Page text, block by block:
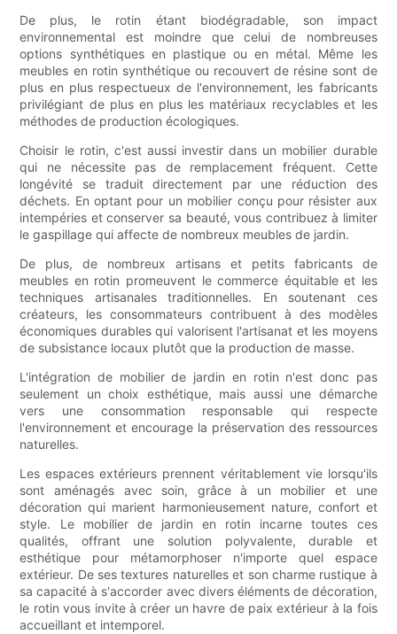
De plus, le rotin étant biodégradable, son impact
environnemental est moindre que celui de nombreuses
options synthétiques en plastique ou en métal. Même les
meubles en rotin synthétique ou recouvert de résine sont de
plus en plus respectueux de l'environnement, les fabricants
privilégiant de plus en plus les matériaux recyclables et les
méthodes de production écologiques.
Choisir le rotin, c'est aussi investir dans un mobilier durable
qui ne nécessite pas de remplacement fréquent. Cette
longévité se traduit directement par une réduction des
déchets. En optant pour un mobilier conçu pour résister aux
intempéries et conserver sa beauté, vous contribuez à limiter
le gaspillage qui affecte de nombreux meubles de jardin.
De plus, de nombreux artisans et petits fabricants de
meubles en rotin promeuvent le commerce équitable et les
techniques artisanales traditionnelles. En soutenant ces
créateurs, les consommateurs contribuent à des modèles
économiques durables qui valorisent l'artisanat et les moyens
de subsistance locaux plutôt que la production de masse.
L'intégration de mobilier de jardin en rotin n'est donc pas
seulement un choix esthétique, mais aussi une démarche
vers une consommation responsable qui respecte
l'environnement et encourage la préservation des ressources
naturelles.
Les espaces extérieurs prennent véritablement vie lorsqu'ils
sont aménagés avec soin, grâce à un mobilier et une
décoration qui marient harmonieusement nature, confort et
style. Le mobilier de jardin en rotin incarne toutes ces
qualités, offrant une solution polyvalente, durable et
esthétique pour métamorphoser n'importe quel espace
extérieur. De ses textures naturelles et son charme rustique à
sa capacité à s'accorder avec divers éléments de décoration,
le rotin vous invite à créer un havre de paix extérieur à la fois
accueillant et intemporel.